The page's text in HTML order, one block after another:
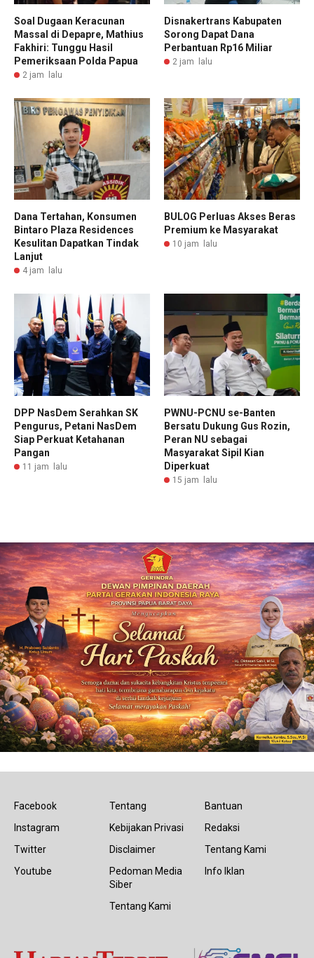
Soal Dugaan Keracunan
Massal di Depapre, Mathius
Fakhiri: Tunggu Hasil
Pemeriksaan Polda Papua
2 jam lalu
Disnakertrans Kabupaten
Sorong Dapat Dana
Perbantuan Rp16 Miliar
2 jam lalu
Dana Tertahan, Konsumen
Bintaro Plaza Residences
Kesulitan Dapatkan Tindak
Lanjut
4 jam lalu
BULOG Perluas Akses Beras
Premium ke Masyarakat
10 jam lalu
DPP NasDem Serahkan SK
Pengurus, Petani NasDem
Siap Perkuat Ketahanan
Pangan
11 jam lalu
PWNU-PCNU se-Banten
Bersatu Dukung Gus Rozin,
Peran NU sebagai
Masyarakat Sipil Kian
Diperkuat
15 jam lalu
Facebook
Instagram
Twitter
Youtube
Tentang
Kebijakan Privasi
Disclaimer
Pedoman Media
Siber
Tentang Kami
Bantuan
Redaksi
Tentang Kami
Info Iklan